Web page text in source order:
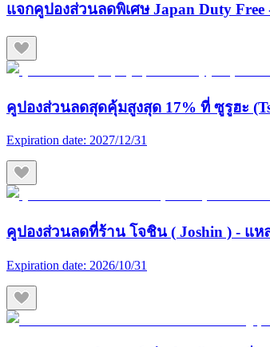
แจกคูปองส่วนลดพิเศษ Japan Duty
คูปองส่วนลดสุดคุ้มสูงสุด 17% ที่ ซูรูฮะ
Expiration date: 2027/12/31
คูปองส่วนลดที่ร้าน โจชิน ( Joshin ) -
Expiration date: 2026/10/31